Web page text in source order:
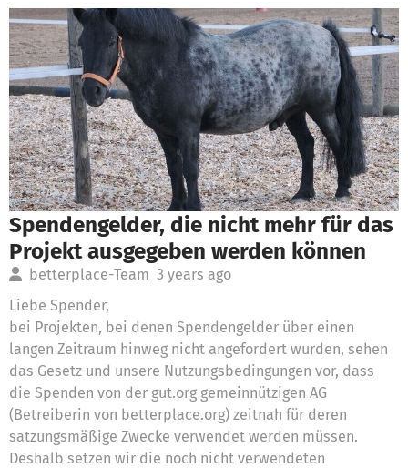
Spendengelder, die nicht mehr für das
Projekt ausgegeben werden können
betterplace-Team 3 years ago
Liebe Spender,
bei Projekten, bei denen Spendengelder über einen
langen Zeitraum hinweg nicht angefordert wurden, sehen
das Gesetz und unsere Nutzungsbedingungen vor, dass
die Spenden von der gut.org gemeinnützigen AG
(Betreiberin von betterplace.org) zeitnah für deren
satzungsmäßige Zwecke verwendet werden müssen.
Deshalb setzen wir die noch nicht verwendeten